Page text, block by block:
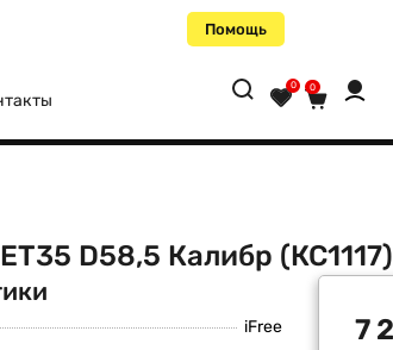
Помощь
0 0
D58,5 Калибр
iFree
7